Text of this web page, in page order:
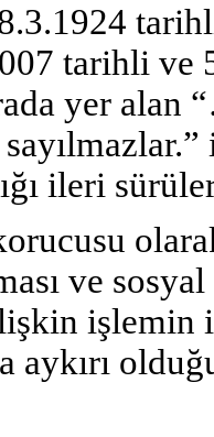
tarihli ve
yer alan
ileri
ve
işlemin
aykırı